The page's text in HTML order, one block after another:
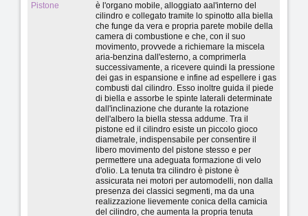
Pistone
è l'organo mobile, alloggiato aal'interno del
cilindro e collegato tramite lo spinotto alla biella
che funge da vera e propria parete mobile della
camera di combustione e che, con il suo
movimento, provvede a richiemare la miscela
aria-benzina dall'esterno, a comprimerla
successivamente, a ricevere quindi la pressione
dei gas in espansione e infine ad espellere i gas
combusti dal cilindro. Esso inoltre guida il piede
di biella e assorbe le spinte laterali determinate
dall'inclinazione che durante la rotazione
dell'albero la biella stessa addume. Tra il
pistone ed il cilindro esiste un piccolo gioco
diametrale, indispensabile per consentire il
libero movimento del pistone stesso e per
permettere una adeguata formazione di velo
d'olio. La tenuta tra cilindro è pistone è
assicurata nei motori per automodelli, non dalla
presenza dei classici segmenti, ma da una
realizzazione lievemente conica della camicia
del cilindro, che aumenta la propria tenuta